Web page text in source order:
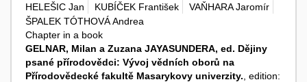
HELEŠIC Jan KUBÍČEK František
VAŇHARA Jaromír
ŠPALEK TÓTHOVÁ Andrea
Chapter in a book
GELNAR, Milan a Zuzana JAYASUNDERA, ed. Dějiny
psané přírodovědci: Vývoj vědních oborů na
Přírodovědecké fakultě Masarykovy univerzity. , edition: